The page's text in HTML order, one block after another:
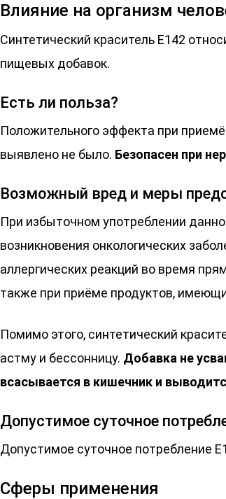
Влияние на организм
Синтетический краситель Е142
пищевых добавок.
Есть ли польза?
Положительного эффекта при
выявлено не было. Безопасен при
Возможный вред и меры
При избыточном употреблении
возникновения онкологических
аллергических реакций во время
также при приёме продуктов,
Помимо этого, синтетический
астму и бессонницу. Добавка не
всасывается в кишечник и
Допустимое суточное
Допустимое суточное потребление
Сферы применения